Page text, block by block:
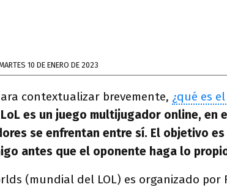
10 DE ENERO DE 2023
ara contextualizar brevemente, ¿qué es
LoL es un juego multijugador online, en
se enfrentan entre sí. El objetivo
antes que el oponente haga lo
(mundial del LOL) es organizado por